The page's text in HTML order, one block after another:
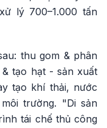
lý 700–1.000 tấn
thu gom & phân
tạo hạt - sản xuất
tạo khí thải, nước
trường. "Di sản
tái chế thủ công